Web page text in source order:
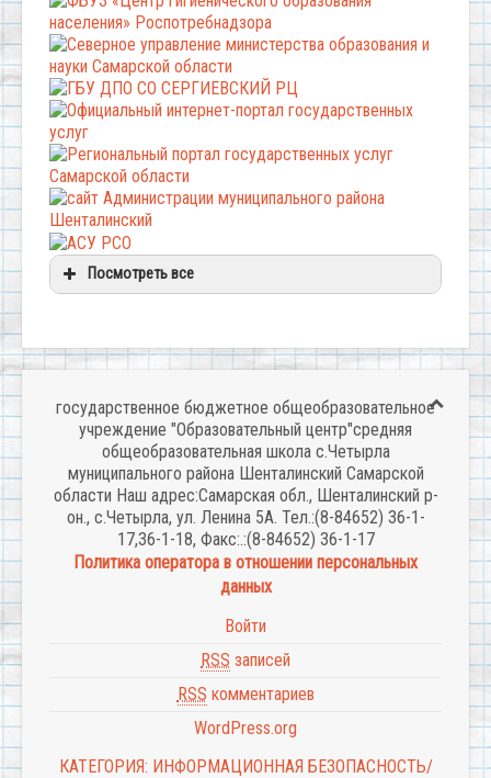
Посмотреть все
государственное бюджетное общеобразовательное
учреждение "Образовательный центр"средняя
общеобразовательная школа с.Четырла
муниципального района Шенталинский Самарской
области Наш адрес:Самарская обл., Шенталинский р-
он., с.Четырла, ул. Ленина 5А. Тел.:(8-84652) 36-1-
17,36-1-18, Факс:.:(8-84652) 36-1-17
Политика оператора в отношении персональных
данных
Войти
RSS записей
RSS комментариев
WordPress.org
КАТЕГОРИЯ: ИНФОРМАЦИОННАЯ БЕЗОПАСНОСТЬ/